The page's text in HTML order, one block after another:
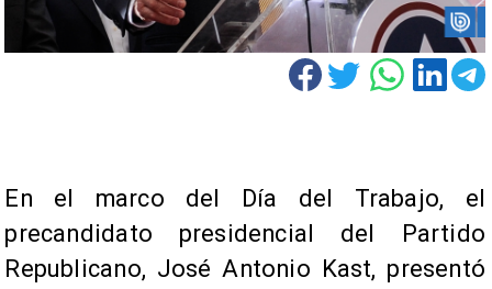
En el marco del Día del Trabajo, el
precandidato presidencial del Partido
Republicano, José Antonio Kast, presentó